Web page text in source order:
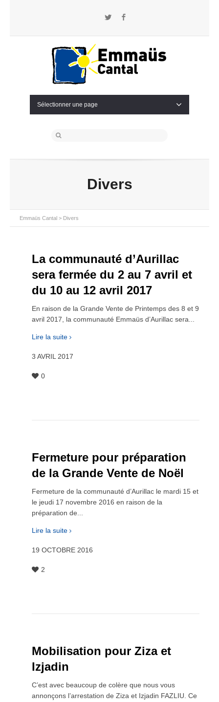
Twitter
Sélectionner une page
Divers
Emmaüs Cantal > Divers
La communauté d’Aurillac
sera fermée du 2 au 7 avril et
du 10 au 12 avril 2017
En raison de la Grande Vente de Printemps des 8 et 9
avril 2017, la communauté Emmaüs d’Aurillac sera...
Lire la suite
3 AVRIL 2017
0
Fermeture pour préparation
de la Grande Vente de Noël
Fermeture de la communauté d’Aurillac le mardi 15 et
le jeudi 17 novembre 2016 en raison de la
préparation de...
Lire la suite
19 OCTOBRE 2016
2
Mobilisation pour Ziza et
Izjadin
C’est avec beaucoup de colère que nous vous
annonçons l’arrestation de Ziza et Izjadin FAZLIU. Ce